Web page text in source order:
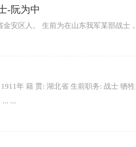
-阮为中
安区人。 生前为在山东我军某部战士
年 籍 贯: 湖北省 生前职务: 战士 牺
... ...